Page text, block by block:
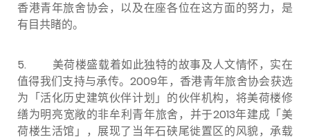
香港青年旅舍协会，以及在座各位在这方面的努力，是
有目共睹的。
5.
美荷楼盛载着如此独特的故事及人文情怀，实在
值得我们支持与承传。2009年，香港青年旅舍协会获选
为「活化历史建筑伙伴计划」的伙伴机构，将美荷楼修
缮为明亮宽敞的非牟利青年旅舍，并于2013年建成「美
荷楼生活馆」，展现了当年石硖尾徙置区的风貌，承载